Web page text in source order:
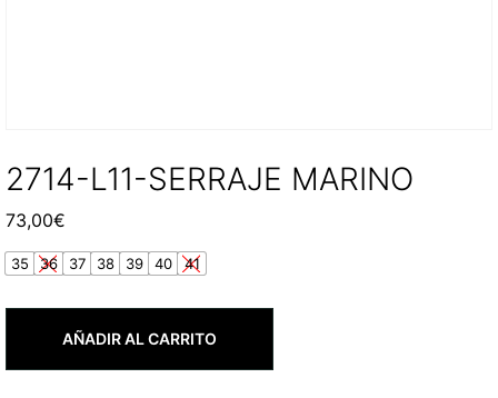
2714-L11-SERRAJE MARINO
73,00€
35 36 37 38 39 40 41
AÑADIR AL CARRITO